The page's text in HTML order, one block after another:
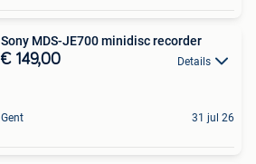
Sony MDS-JE700 minidisc recorder
€ 149,00 Details
Gent 31 jul 26